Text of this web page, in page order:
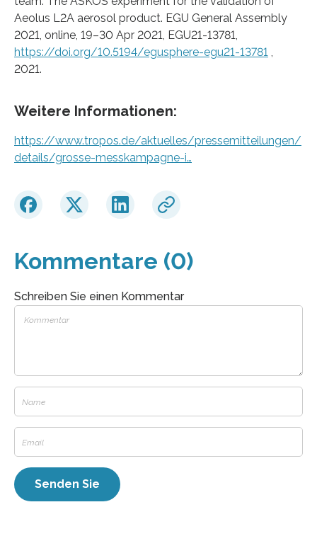
Aeolus L2A aerosol product. EGU General Assembly
2021, online, 19–30 Apr 2021, EGU21-13781,
https://doi.org/10.5194/egusphere-egu21-13781
2021.
Weitere Informationen:
https://www.tropos.de/aktuelles/pressemitteilungen/
details/grosse-messkampagne-i…
Kommentare (0)
Schreiben Sie einen Kommentar